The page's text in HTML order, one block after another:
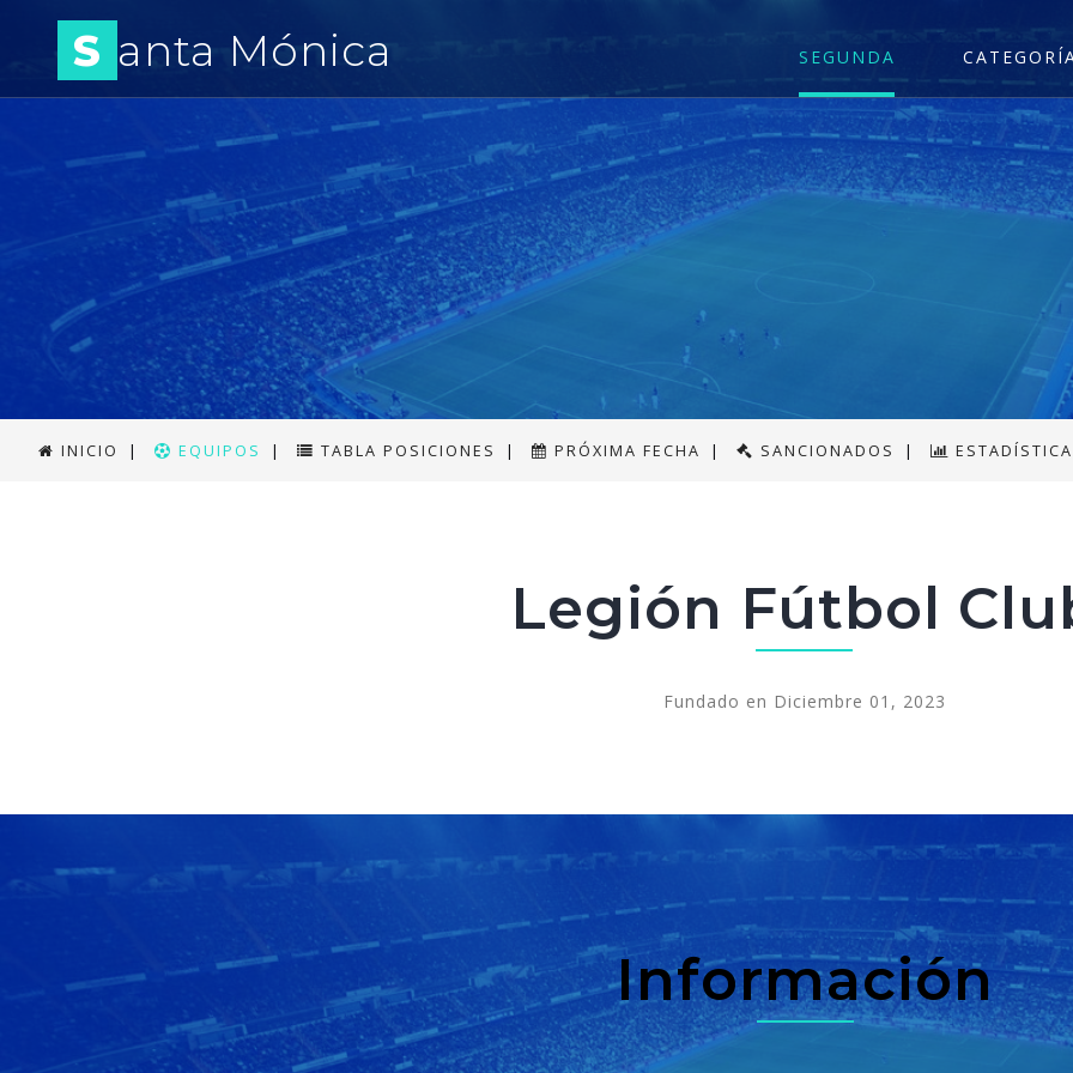
S anta Mónica SEGUNDA
INICIO | EQUIPOS | TABLA POSICIONES | PRÓXIMA FECHA | SANCIONADOS |
Legión Fútbol
Fundado en Diciembre 01, 2023
Información